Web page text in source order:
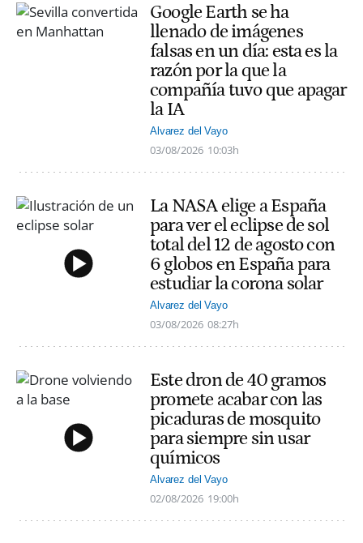
Google Earth se ha
llenado de imágenes
falsas en un día: esta es la
razón por la que la
compañía tuvo que apagar
la IA
Alvarez del Vayo
03/08/2026 10:03h
La NASA elige a España
para ver el eclipse de sol
total del 12 de agosto con
6 globos en España para
estudiar la corona solar
Alvarez del Vayo
03/08/2026 08:27h
Este dron de 40 gramos
promete acabar con las
picaduras de mosquito
para siempre sin usar
químicos
Alvarez del Vayo
02/08/2026 19:00h